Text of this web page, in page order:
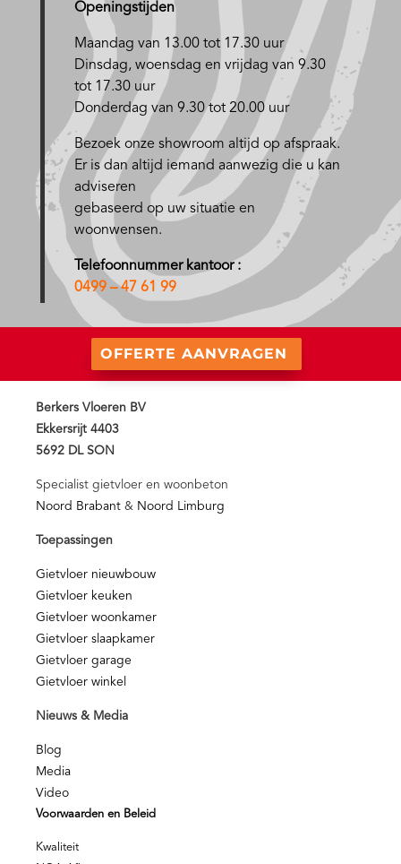
Openingstijden
Maandag van 13.00 tot 17.30 uur
Dinsdag, woensdag en vrijdag van 9.30
tot 17.30 uur
Donderdag van 9.30 tot 20.00 uur
Bezoek onze showroom altijd op afspraak.
Er is dan altijd iemand aanwezig die u kan
adviseren
gebaseerd op uw situatie en
woonwensen.
Telefoonnummer kantoor :
0499 – 47 61 99
OFFERTE AANVRAGEN
Berkers Vloeren BV
Ekkersrijt 4403
5692 DL SON
Specialist gietvloer en woonbeton
Noord Brabant & Noord Limburg
Toepassingen
Gietvloer nieuwbouw
Gietvloer keuken
Gietvloer woonkamer
Gietvloer slaapkamer
Gietvloer garage
Gietvloer winkel
Nieuws & Media
Blog
Media
Video
Voorwaarden en Beleid
Kwaliteit